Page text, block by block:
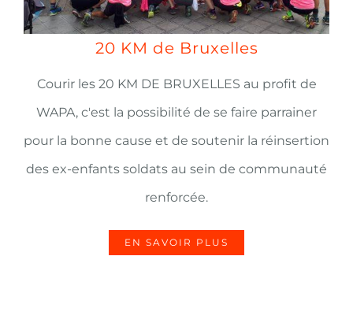
20 KM de Bruxelles
Courir les 20 KM DE BRUXELLES au profit de
WAPA, c'est la possibilité de se faire parrainer
pour la bonne cause et de soutenir la réinsertion
des ex-enfants soldats au sein de communauté
renforcée.
EN SAVOIR PLUS